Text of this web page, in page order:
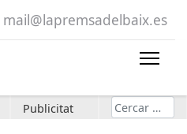
mail@lapremsadelbaix.es
Publicitat Cerca